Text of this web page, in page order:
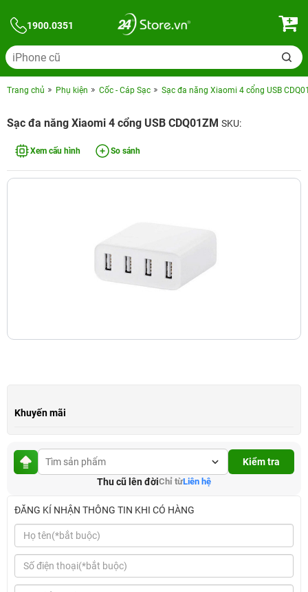
1900.0351
Trang chủ Phụ kiện Cốc - Cáp Sạc Sạc đa năng Xiaomi 4 cổng USB
Sạc đa năng Xiaomi 4 cổng USB CDQ01ZM SKU:
Xem cấu hình So sánh
Khuyến mãi
Kiểm tra
Thu cũ lên đờiChỉ từLiên hệ
ĐĂNG KÍ NHẬN THÔNG TIN KHI CÓ HÀNG